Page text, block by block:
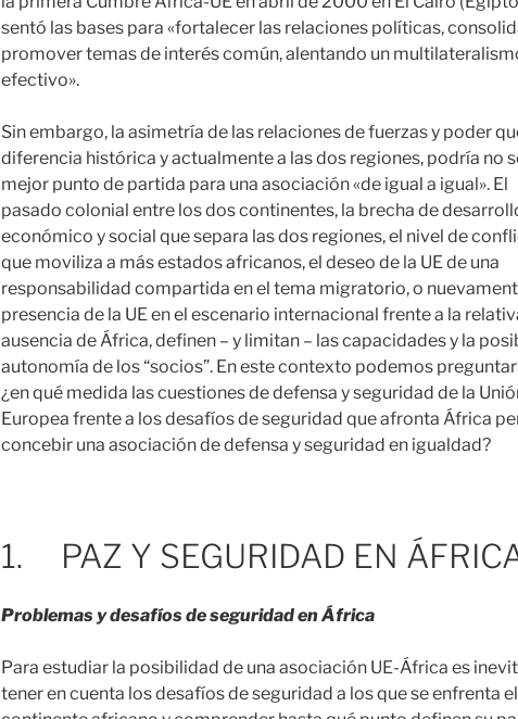
sentó las bases para «fortalecer las relaciones políticas,
promover temas de interés común, alentando un
efectivo».
Sin embargo, la asimetría de las relaciones de fuerzas y poder
diferencia histórica y actualmente a las dos regiones, podría no
mejor punto de partida para una asociación «de igual a igual». El
pasado colonial entre los dos continentes, la brecha de
económico y social que separa las dos regiones, el nivel de
que moviliza a más estados africanos, el deseo de la UE de una
responsabilidad compartida en el tema migratorio, o
presencia de la UE en el escenario internacional frente a la
ausencia de África, definen – y limitan – las capacidades y la
autonomía de los “socios”. En este contexto podemos
¿en qué medida las cuestiones de defensa y seguridad de la
Europea frente a los desafíos de seguridad que afronta África
concebir una asociación de defensa y seguridad en igualdad?
1. PAZ Y SEGURIDAD EN
Problemas y desafíos de seguridad en África
Para estudiar la posibilidad de una asociación UE-África es
tener en cuenta los desafíos de seguridad a los que se enfrenta el